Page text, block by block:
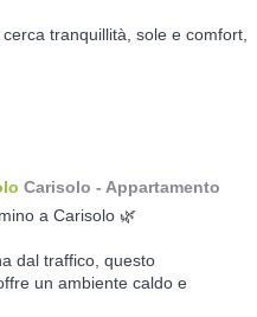
tranquillità, sole e comfort,
Carisolo - Appartamento
a Carisolo 🌿
dal traffico, questo
un ambiente caldo e